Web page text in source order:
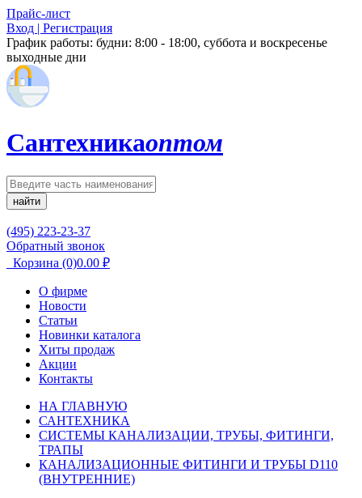
Прайс-лист
Вход | Регистрация
График работы: будни: 8:00 - 18:00, суббота и воскресенье
выходные дни
Сантехникаоптом
найти
(495) 223-23-37
Обратный звонок
Корзина (0)0.00 ₽
О фирме
Новости
Статьи
Новинки каталога
Хиты продаж
Акции
Контакты
НА ГЛАВНУЮ
САНТЕХНИКА
СИСТЕМЫ КАНАЛИЗАЦИИ, ТРУБЫ, ФИТИНГИ,
ТРАПЫ
КАНАЛИЗАЦИОННЫЕ ФИТИНГИ И ТРУБЫ D110
(ВНУТРЕННИЕ)